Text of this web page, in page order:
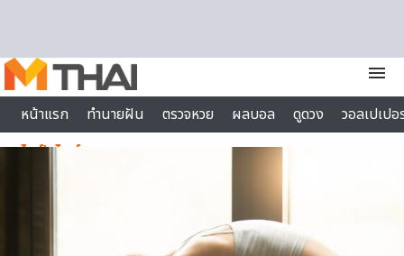
menu
หน้าแรก
ทำนายฝัน ตรวจหวย ผลบอล ดูดวง
วอลเปเป
ไลฟ์สไตล์